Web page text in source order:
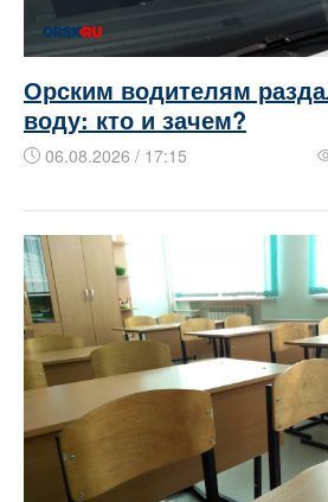
Орским водителям
воду: кто и зачем?
06.08.2026 / 17:15